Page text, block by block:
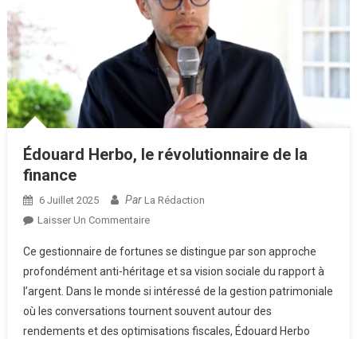
Édouard Herbo, le révolutionnaire de la
finance
6 Juillet 2025 Par La Rédaction
Laisser Un CommentaireSur
Herbo,
Le
Révolutionnaire
De
La
Ce gestionnaire de fortunes se distingue par son approche
profondément anti-héritage et sa vision sociale du rapport à
l’argent. Dans le monde si intéressé de la gestion patrimoniale
où les conversations tournent souvent autour des
rendements et des optimisations fiscales, Édouard Herbo